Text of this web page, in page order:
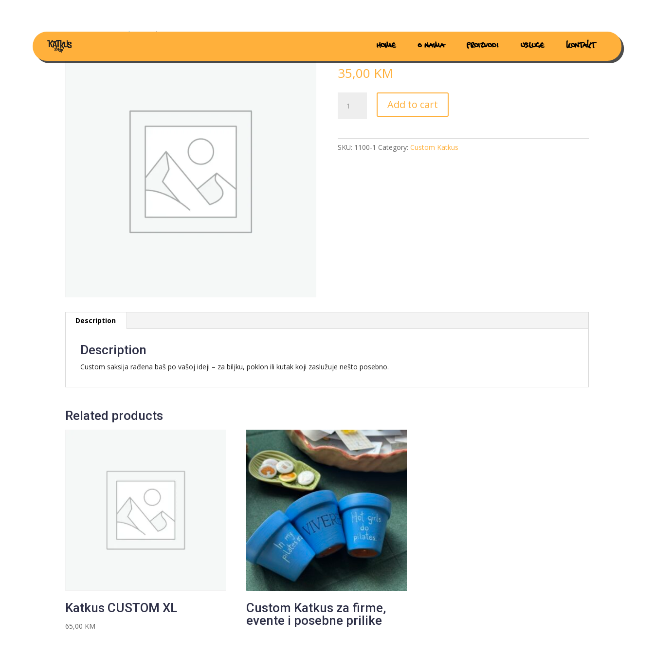
Home O nama Proizvodi Usluge Kontakt
Home/Custom Katkus/ Katkus CUSTOM
Katkus CUSTOM
35,00 KM
CUSTOM
Add to cart
SKU: 1100-1 Category: Custom Katkus
Description
Description
Custom saksija rađena baš po vašoj ideji – za biljku, poklon ili kutak koji zaslužuje nešto posebno.
Related products
Katkus CUSTOM XL
65,00 KM
Custom Katkus za firme,
evente i posebne prilike